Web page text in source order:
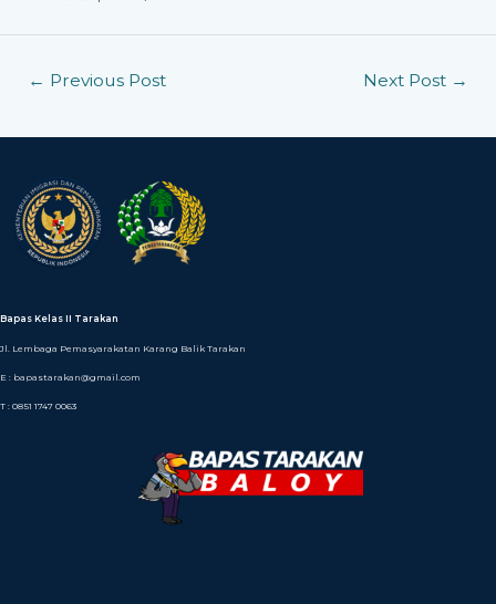
← Previous Post Next Post →
Bapas Kelas II Tarakan
Jl. Lembaga Pemasyarakatan Karang Balik Tarakan
E : bapastarakan@gmail.com
T : 0851 1747 0063